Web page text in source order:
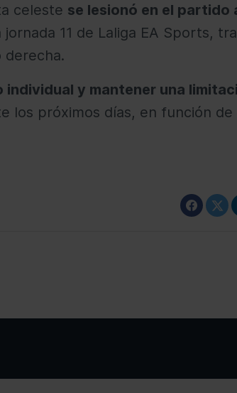
celeste se lesionó en el partido
11 de Laliga EA Sports,
derecha.
individual y mantener una
los próximos días, en función de